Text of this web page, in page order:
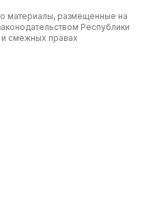
материалы, размещенные на
Республики
и смежных правах